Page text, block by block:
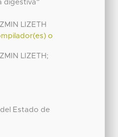
digestiva”
LIZETH
o
LIZETH;
Estado de